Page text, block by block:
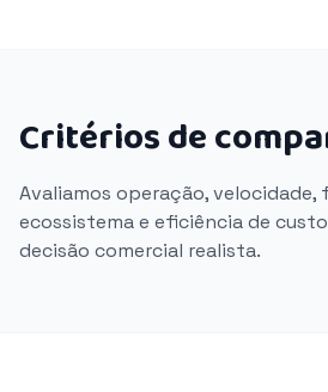
Critérios de
Avaliamos operação, velocidade,
ecossistema e eficiência de
decisão comercial realista.